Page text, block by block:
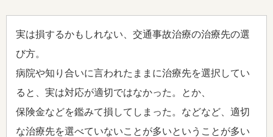
実は損するかもしれない、交通事故治療の治療先の選
び方。
病院や知り合いに言われたままに治療先を選択してい
ると、実は対応が適切ではなかった。とか、
保険金などを鑑みて損してしまった。などなど、適切
な治療先を選べていないことが多いということが多い